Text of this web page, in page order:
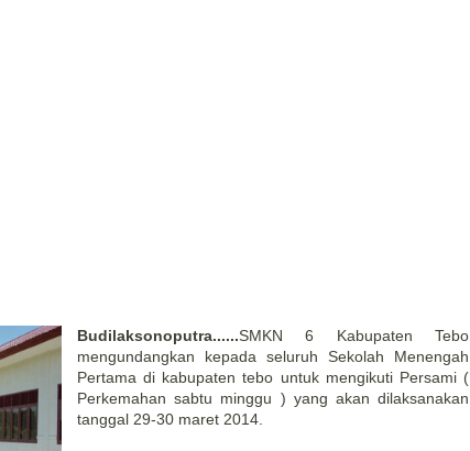
Budilaksonoputra......SMKN 6 Kabupaten Tebo
mengundangkan kepada seluruh Sekolah Menengah
Pertama di kabupaten tebo untuk mengikuti Persami (
Perkemahan sabtu minggu ) yang akan dilaksanakan
tanggal 29-30 maret 2014.